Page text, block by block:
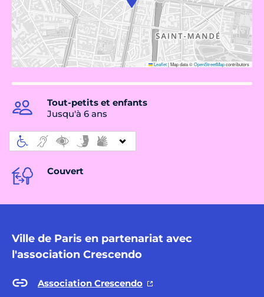
Leaflet|Map data ©OpenStreetMapcontributors
Tout-petits et enfants
Jusqu'à 6 ans
Couvert
Ville de Paris en partenariat avec
l'association Crescendo
Association Crescendo